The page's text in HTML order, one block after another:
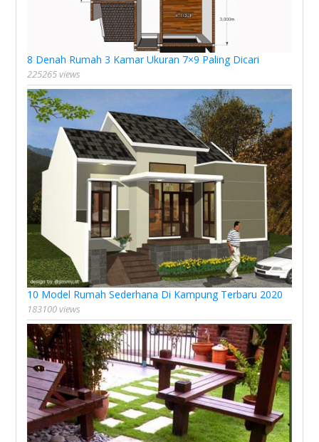
8 Denah Rumah 3 Kamar Ukuran 7×9 Paling Dicari
225265 views
10 Model Rumah Sederhana Di Kampung Terbaru 2020
183100 views